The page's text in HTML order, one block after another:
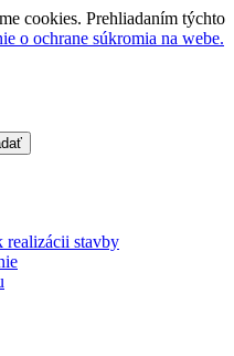
cookies. Prehliadaním týchto
o ochrane súkromia na webe.
realizácii stavby